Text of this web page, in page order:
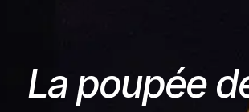
La poupée